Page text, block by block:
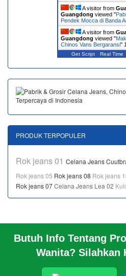
Butuh Info Tentang
Wanita? Silahkan
A visitor from
Guangdong viewed "
Pendek Mocca di Banda
A visitor from
Guangdong viewed "
Chinos Vans Bergaransi"
Get Script Real Time
PRODUK TERPOPULER
Rok jeans 01 Celana Jeans
Rok jeans 05 Rok jeans 08 Rok jeans
Rok jeans 07Celana Jeans Lea 02
BERANDA
PROFIL PABRIK